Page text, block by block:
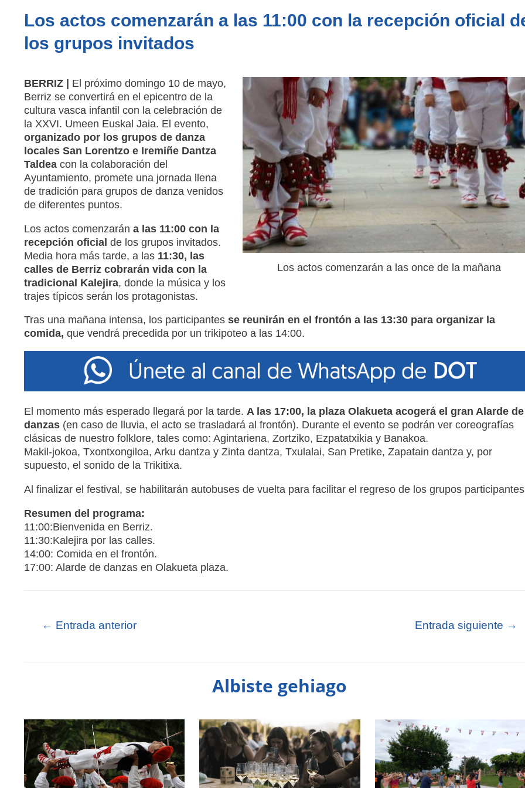
Los actos comenzarán a las 11:00 con la recepción oficial
los grupos invitados
Los actos comenzarán a las once de la mañana
BERRIZ | El próximo domingo 10 de mayo,
Berriz se convertirá en el epicentro de la
cultura vasca infantil con la celebración de
la XXVI. Umeen Euskal Jaia. El evento,
organizado por los grupos de danza
locales San Lorentzo e Iremiñe Dantza
Taldeacon la colaboración del
Ayuntamiento, promete una jornada llena
de tradición para grupos de danza venidos
de diferentes puntos.
Los actos comenzarán a las 11:00 con la
recepción oficial de los grupos invitados.
Media hora más tarde, a las 11:30, las
calles de Berriz cobrarán vida con la
tradicional Kalejira, donde la música y los
trajes típicos serán los protagonistas.
Tras una mañana intensa, los participantes se reunirán en el frontón a las 13:30 para organizar la
comida, que vendrá precedida por un trikipoteo a las 14:00.
El momento más esperado llegará por la tarde. A las 17:00, la plaza Olakueta acogerá el gran Alarde de
danzas(en caso de lluvia, el acto se trasladará al frontón). Durante el evento se podrán ver coreografías
clásicas de nuestro folklore, tales como: Agintariena, Zortziko, Ezpatatxikia y Banakoa.
Makil-jokoa, Txontxongiloa, Arku dantza y Zinta dantza, Txulalai, San Pretike, Zapatain dantza y, por
supuesto, el sonido de la Trikitixa.
Al finalizar el festival, se habilitarán autobuses de vuelta para facilitar el regreso de los grupos
Resumen del programa:
11:00:Bienvenida en Berriz.
11:30:Kalejira por las calles.
14:00: Comida en el frontón.
17:00: Alarde de danzas en Olakueta plaza.
← Entrada anterior Entrada siguiente →
Albiste gehiago